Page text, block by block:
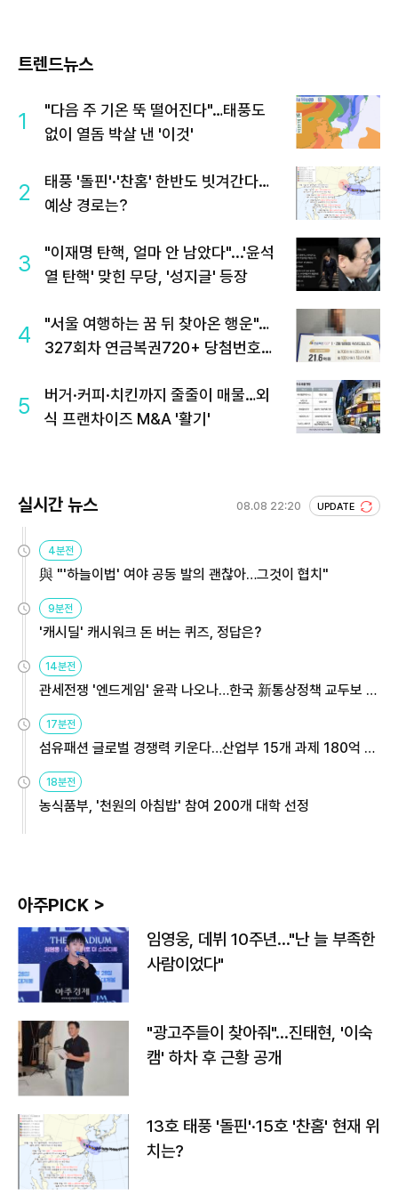
트렌드뉴스
1
"다음 주 기온 뚝 떨어진다"…태풍도
없이 열돔 박살 낸 '이것'
2
태풍 '돌핀'·'찬홈' 한반도 빗겨간다…
예상 경로는?
3
"이재명 탄핵, 얼마 안 남았다"...'윤석
열 탄핵' 맞힌 무당, '성지글' 등장
4
"서울 여행하는 꿈 뒤 찾아온 행운"…
327회차 연금복권720+ 당첨번호조
5
버거·커피·치킨까지 줄줄이 매물…외
식 프랜차이즈 M&A '활기'
실시간 뉴스 08.08 22:20 UPDATE
4분전
與 "'하늘이법' 여야 공동 발의 괜찮아…그것이 협치"
9분전
'캐시딜' 캐시워크 돈 버는 퀴즈, 정답은?
14분전
관세전쟁 '엔드게임' 윤곽 나오나…한국 新통상정책 교두보 활
17분전
섬유패션 글로벌 경쟁력 키운다…산업부 15개 과제 180억 지
18분전
농식품부, '천원의 아침밥' 참여 200개 대학 선정
아주PICK >
임영웅, 데뷔 10주년…"난 늘 부족한
사람이었다"
"광고주들이 찾아줘"…진태현, '이숙
캠' 하차 후 근황 공개
13호 태풍 '돌핀'·15호 '찬홈' 현재 위
치는?